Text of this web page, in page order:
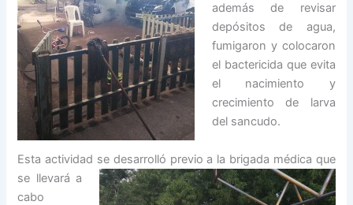
además de revisar
depósitos de agua,
fumigaron y colocaron
el bactericida que evita
el nacimiento y
crecimiento de larva
del sancudo.
Esta actividad se desarrolló previo a la brigada médica que
se llevará a
cabo